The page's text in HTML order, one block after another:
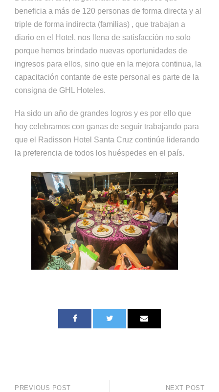
beneficia a más de 120 personas de forma directa y al
triple de forma indirecta (familias) , que trabajan a
diario en el Hotel, nos llena de satisfacción no solo
porque hemos brindado nuevas oportunidades de
ingresos para ellos, sino que en la mejora continua, la
capacitación contante de este personal es parte de la
consigna de GHL Hoteles.
Ha sido un año de grandes logros y es por ello que
hoy celebramos con ganas de seguir trabajando para
que el Radisson Hotel Santa Cruz continúe liderando
la preferencia de todos los huéspedes en el país.
PREVIOUS POST NEXT POST